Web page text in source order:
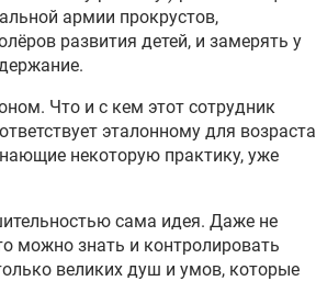
армии прокрустов,
развития детей, и замерять у
Что и с кем этот сотрудник
эталонному для возраста
некоторую практику, уже
сама идея. Даже не
можно знать и контролировать
великих душ и умов, которые